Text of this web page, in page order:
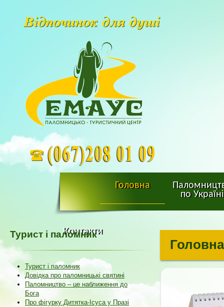
Головна
по Україні
Контакти
Головна
Турист і паломник
Турист і паломник
Довідка про паломницькі святині
Паломництво – це наближення до
Бога
Про фігурку Дитятка-Ісуса у Празі